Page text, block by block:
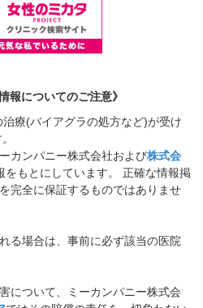
報についてのご注意》
療(バイアグラの処方など)が受け
カンパニー株式会社および株式会
をもとにしています。 正確な情報掲
完全に保証するものではありませ
る場合は、事前に必ず該当の医院
について、ミーカンパニー株式会